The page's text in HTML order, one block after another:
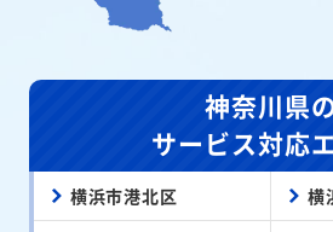
神奈川県
サービス対応
横浜市港北区 横